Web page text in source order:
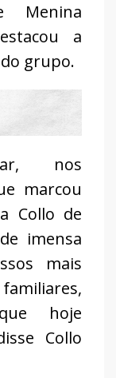
Menina
a
grupo.
nos
marcou
Collo de
imensa
mais
hoje
Collo